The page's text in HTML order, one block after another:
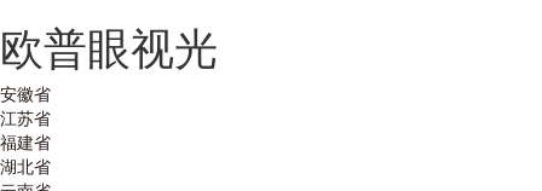
欧普眼视光
安徽省
江苏省
福建省
湖北省